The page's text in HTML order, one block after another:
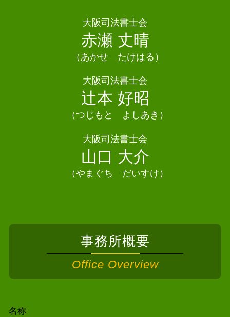
自己破産 デメリット
自己破産 クレジットカード
債務整理 手続き
遺産分割協議 相続放棄
相続放棄 手続き
遺産分割協議 難航
相続 進まない
遺言書 検認
債務整理 司法書士 寝屋川市
相続 司法書士 高石市
債務整理 司法書士 羽曳野市
相続 司法書士 島本町
相続 司法書士 和泉市
相続 司法書士 阪南市
相続 司法書士 岸和田市
債務整理 司法書士 千早赤阪村
相続 司法書士 堺市
大阪司法書士会
赤瀬 丈晴
（あかせ たけはる）
大阪司法書士会
辻本 好昭
（つじもと よしあき）
大阪司法書士会
山口 大介
（やまぐち だいすけ）
事務所概要
Office Overview
名称